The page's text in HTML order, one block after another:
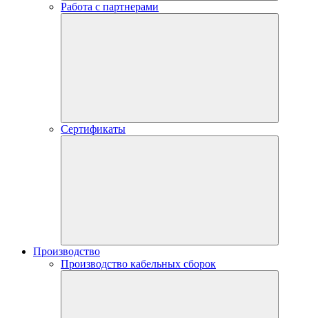
Работа с партнерами
Сертификаты
Производство
Производство кабельных сборок